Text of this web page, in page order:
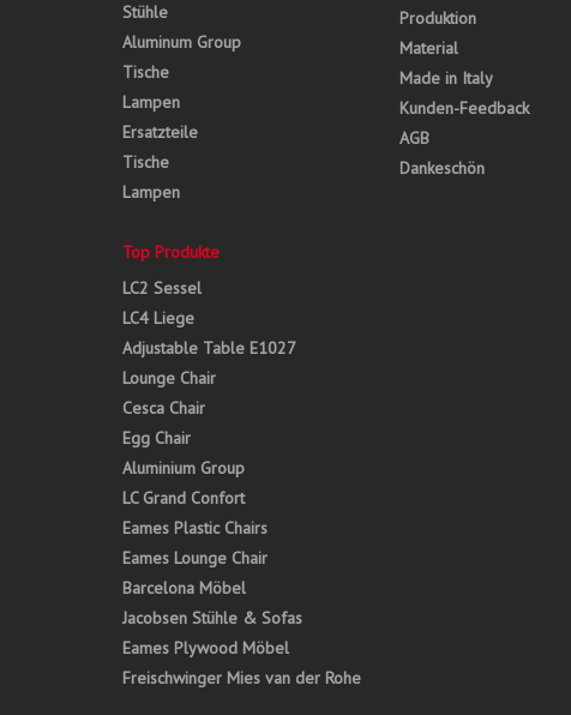
Stühle
Aluminum Group
Tische
Lampen
Ersatzteile
Tische
Lampen
Top Produkte
LC2 Sessel
LC4 Liege
Adjustable Table E1027
Lounge Chair
Cesca Chair
Egg Chair
Aluminium Group
LC Grand Confort
Eames Plastic Chairs
Eames Lounge Chair
Barcelona Möbel
Jacobsen Stühle & Sofas
Eames Plywood Möbel
Freischwinger Mies van der Rohe
Produktion
Material
Made in Italy
Kunden-Feedback
AGB
Dankeschön